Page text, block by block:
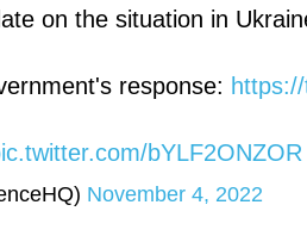
on the situation in
response:
bYLF2ONZOR
November 4, 2022